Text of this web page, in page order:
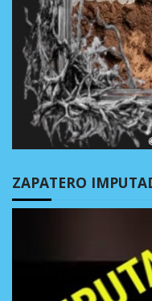
ZAPATERO